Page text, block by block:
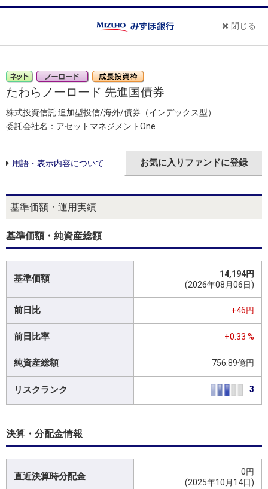
閉じる
たわらノーロード 先進国債券
株式投資信託 追加型投信/海外/債券（インデックス型）
委託会社名：アセットマネジメントOne
用語・表示内容について お気に入りファンドに登録
基準価額・運用実績
基準価額・純資産総額
基準価額
14,194円
(2026年08月06日)
前日比 +46円
前日比率 +0.33 %
純資産総額 756.89億円
リスクランク 3
決算・分配金情報
直近決算時分配金
0円
(2025年10月14日)